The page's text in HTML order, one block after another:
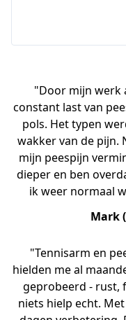
"Door mijn werk
constant last van
pols. Het typen
wakker van de pijn.
mijn peespijn
dieper en ben
ik weer normaal
Mark
"Tennisarm en
hielden me al
geprobeerd - rust,
niets hielp echt.